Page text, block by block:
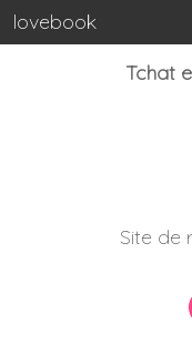
lovebook
Tchat
Site de